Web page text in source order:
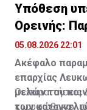
Υπόθεση
Ορεινής:
(ΒΙΝΤΕΟ)
05.08.2026 22:01
Ακέφαλο
επαρχίας
μελών του
των
Οι παραιτήσεις
κορυφώθηκαν